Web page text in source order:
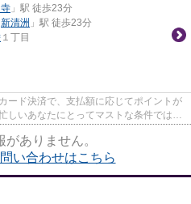
」駅 徒歩23分
新清洲 」駅 徒歩23分
１丁目
ード決済で、支払額に応じてポイントが
しいあなたにとってマストな条件ではな
ありません。
い合わせはこちら